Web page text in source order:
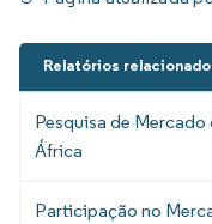
Relatórios
Pesquisa de
África
Participação no